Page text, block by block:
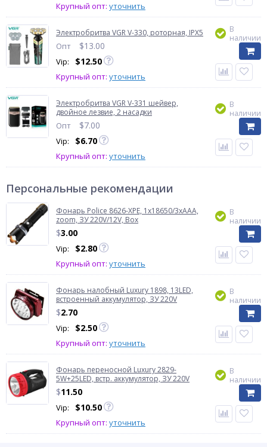
Крупный опт: уточнить
Электробритва VGR V-330, роторная, IPX5
Опт $13.00
Vip: $12.50
Крупный опт: уточнить
В
наличии
Электробритва VGR V-331 шейвер,
двойное лезвие, 2 насадки
Опт $7.00
Vip: $6.70
Крупный опт: уточнить
В
наличии
Персональные рекомендации
Фонарь Police 8626-XPE, 1х18650/3xAAA,
zoom, ЗУ 220V/12V, Box
$3.00
Vip: $2.80
Крупный опт: уточнить
В
наличии
Фонарь налобный Luxury 1898, 13LED,
встроенный аккумулятор, ЗУ 220V
$2.70
Vip: $2.50
Крупный опт: уточнить
В
наличии
Фонарь переносной Luxury 2829-
5W+25LED, встр. аккумулятор, ЗУ 220V
$11.50
Vip: $10.50
Крупный опт: уточнить
В
наличии